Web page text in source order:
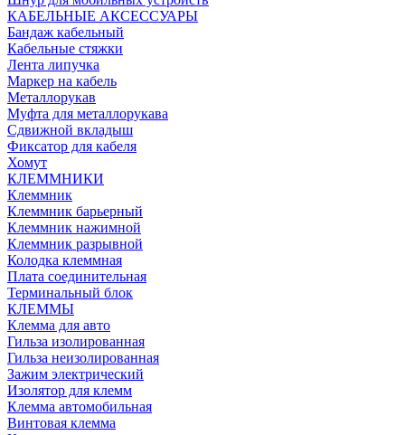
КАБЕЛЬНЫЕ АКСЕССУАРЫ
Бандаж кабельный
Кабельные стяжки
Лента липучка
Маркер на кабель
Металлорукав
Муфта для металлорукава
Сдвижной вкладыш
Фиксатор для кабеля
Хомут
КЛЕММНИКИ
Клеммник
Клеммник барьерный
Клеммник нажимной
Клеммник разрывной
Колодка клеммная
Плата соединительная
Терминальный блок
КЛЕММЫ
Клемма для авто
Гильза изолированная
Гильза неизолированная
Зажим электрический
Изолятор для клемм
Клемма автомобильная
Винтовая клемма